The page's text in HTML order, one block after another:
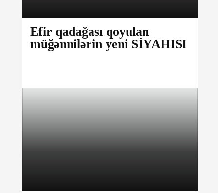
Efir qadağası qoyulan
müğənnilərin yeni SİYAHISI